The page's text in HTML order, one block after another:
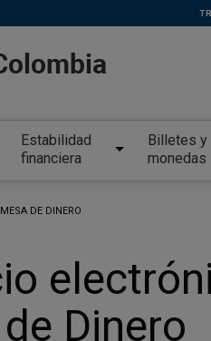
Estabilidad
financiera
Billetes y
monedas
DE DINERO
Dinero